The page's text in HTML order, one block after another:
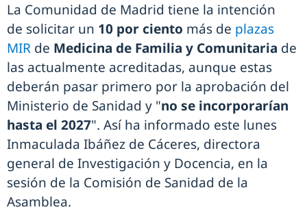
La Comunidad de Madrid tiene la intención
de solicitar un 10 por ciento más de plazas
MIR de Medicina de Familia y Comunitaria de
las actualmente acreditadas, aunque estas
deberán pasar primero por la aprobación del
Ministerio de Sanidad y "no se incorporarían
hasta el 2027". Así ha informado este lunes
Inmaculada Ibáñez de Cáceres, directora
general de Investigación y Docencia, en la
sesión de la Comisión de Sanidad de la
Asamblea.